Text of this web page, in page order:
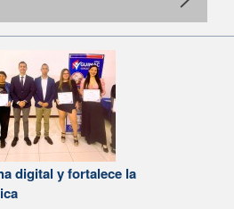
digital y fortalece la